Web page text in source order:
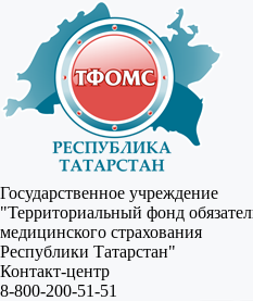
Государственное учреждение
"Территориальный фонд
медицинского страхования
Республики Татарстан"
Контакт-центр
8-800-200-51-51